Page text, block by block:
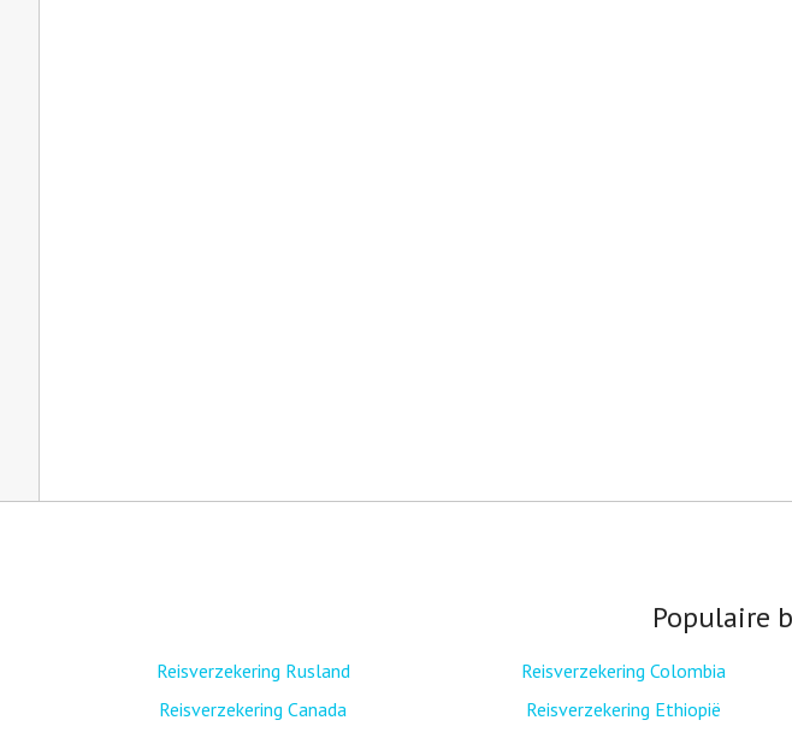
Populaire
Reisverzekering Rusland
Reisverzekering Canada
Reisverzekering Colombia
Reisverzekering Ethiopië